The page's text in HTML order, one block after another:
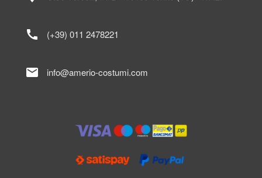
call (+39) 011 2478221
mail info@amerio-costumi.com